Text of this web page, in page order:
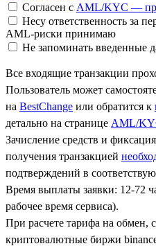
Согласен с AML/KYC —
Несу ответственность за
AML-риски принимаю
Не запоминать введенные
Все входящие транзакции
Пользователь может
на BestChange или обратится к
детально на странице AML/
Зачисление средств и
получения транзакцией
подтверждений в
Время выплаты заявки: 12-72
рабочее время сервиса).
При расчете тарифа на обмен,
криптовалютные биржи